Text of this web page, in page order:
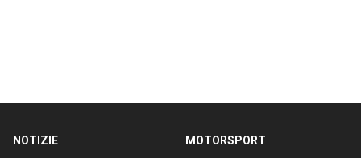
NOTIZIE
MOTORSPORT